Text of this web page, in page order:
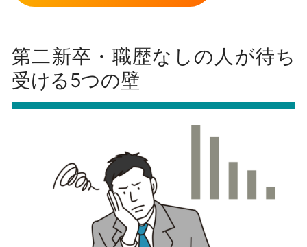
第二新卒・職歴なしの人が待ち
受ける5つの壁